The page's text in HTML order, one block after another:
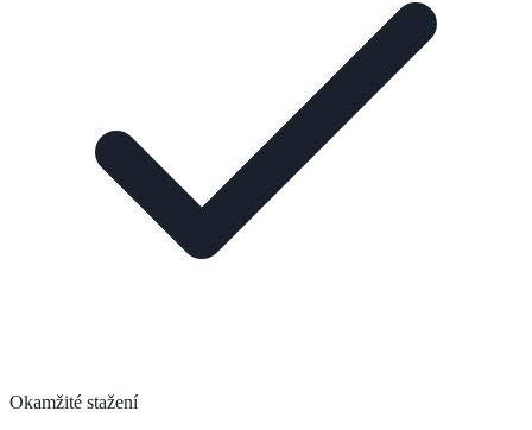
Okamžité stažení